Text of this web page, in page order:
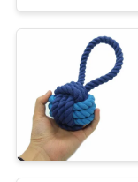
SITEMAP
PRIVACY
POLICY
Nylon